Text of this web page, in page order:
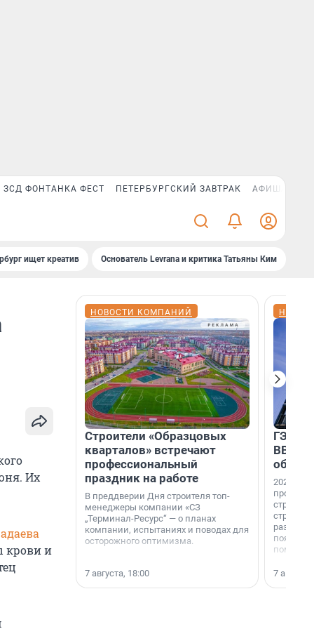
ЗСД ФОНТАНКА ФЕСТ ПЕТЕРБУРГСКИЙ ЗАВТРАК АФИША PLUS
ищет креатив Основатель Levrana и критика Татьяны Ким
Их
крови и
НОВОСТИ КОМПАНИЙ
Строители «Образцовых
кварталов» встречают
профессиональный
праздник на работе
В преддверии Дня строителя топ-
менеджеры компании «СЗ
„Терминал-Ресурс“ — о планах
компании, испытаниях и поводах для
осторожного оптимизма.
7 августа, 18:00
ГЭС,
ВВП: в
об
2026-й —
раз. В
7